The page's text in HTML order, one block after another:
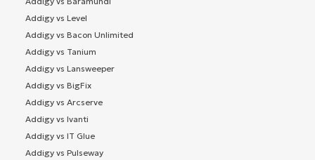
Addigy vs Level
Addigy vs Bacon Unlimited
Addigy vs Tanium
Addigy vs Lansweeper
Addigy vs BigFix
Addigy vs Arcserve
Addigy vs Ivanti
Addigy vs IT Glue
Addigy vs Pulseway